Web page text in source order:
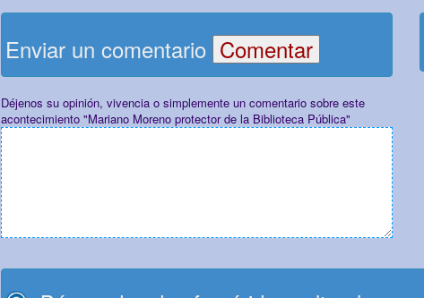
Enviar un comentario
Déjenos su opinión, vivencia o simplemente un comentario sobre este
acontecimiento "Mariano Moreno protector de la Biblioteca Pública"